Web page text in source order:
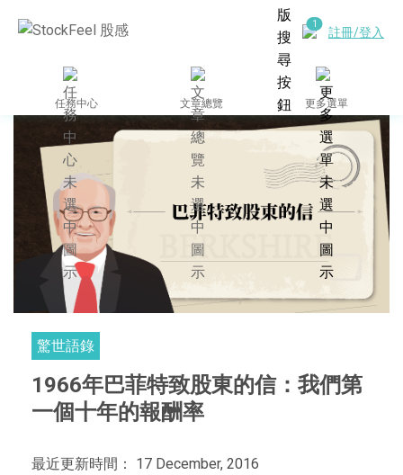
註冊/登入
任務中心 文章總覽 更多選單
驚世語錄
1966年巴菲特致股東的信：我們第
一個十年的報酬率
最近更新時間： 17 December, 2016